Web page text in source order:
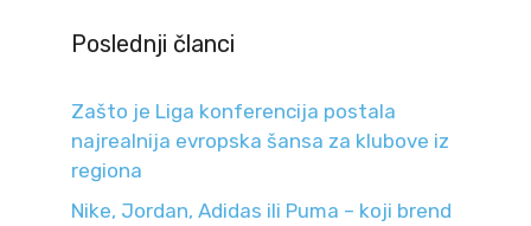
Poslednji članci
Zašto je Liga konferencija postala
najrealnija evropska šansa za klubove iz
regiona
Nike, Jordan, Adidas ili Puma – koji brend